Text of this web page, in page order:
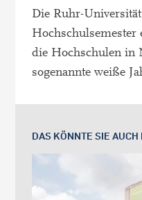
Die Ruhr-
Hochschulsemester
die Hochschulen in
sogenannte weiße
DAS KÖNNTE SIE AUCH